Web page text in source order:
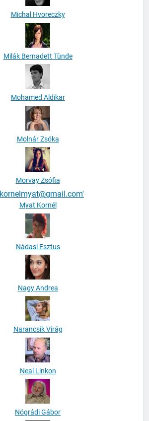
Michal Hvoreczky
Milák Bernadett Tünde
Mohamed Aldikar
Molnár Zsóka
Morvay Zsófia
Myat Kornél
Nádasi Esztus
Nagy Andrea
Narancsik Virág
Neal Linkon
Nógrádi Gábor